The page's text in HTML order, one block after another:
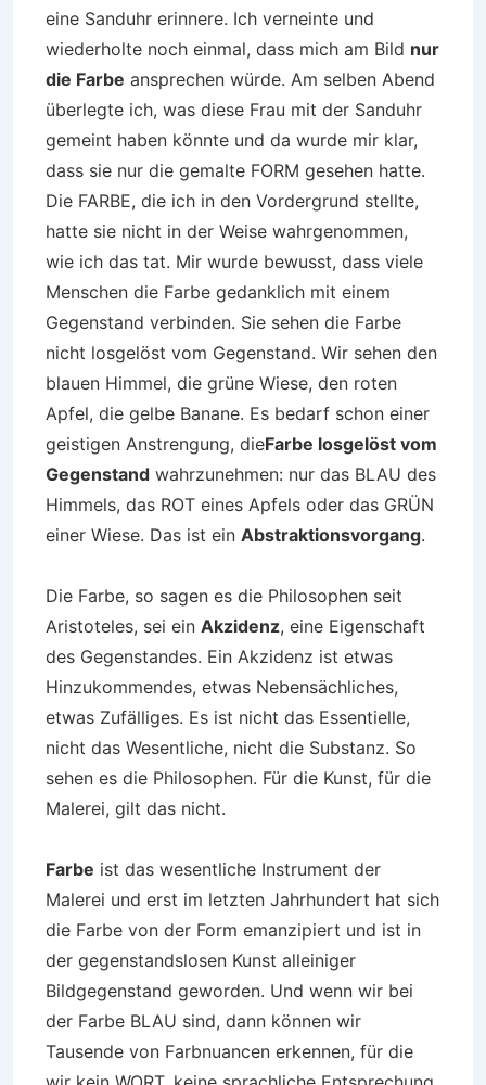
eine Sanduhr erinnere. Ich verneinte und
wiederholte noch einmal, dass mich am Bild nur
die Farbe ansprechen würde. Am selben Abend
überlegte ich, was diese Frau mit der Sanduhr
gemeint haben könnte und da wurde mir klar,
dass sie nur die gemalte FORM gesehen hatte.
Die FARBE, die ich in den Vordergrund stellte,
hatte sie nicht in der Weise wahrgenommen,
wie ich das tat. Mir wurde bewusst, dass viele
Menschen die Farbe gedanklich mit einem
Gegenstand verbinden. Sie sehen die Farbe
nicht losgelöst vom Gegenstand. Wir sehen den
blauen Himmel, die grüne Wiese, den roten
Apfel, die gelbe Banane. Es bedarf schon einer
geistigen Anstrengung, dieFarbe losgelöst vom
Gegenstand wahrzunehmen: nur das BLAU des
Himmels, das ROT eines Apfels oder das GRÜN
einer Wiese. Das ist ein Abstraktionsvorgang.
Die Farbe, so sagen es die Philosophen seit
Aristoteles, sei ein Akzidenz, eine Eigenschaft
des Gegenstandes. Ein Akzidenz ist etwas
Hinzukommendes, etwas Nebensächliches,
etwas Zufälliges. Es ist nicht das Essentielle,
nicht das Wesentliche, nicht die Substanz. So
sehen es die Philosophen. Für die Kunst, für die
Malerei, gilt das nicht.
Farbe ist das wesentliche Instrument der
Malerei und erst im letzten Jahrhundert hat sich
die Farbe von der Form emanzipiert und ist in
der gegenstandslosen Kunst alleiniger
Bildgegenstand geworden. Und wenn wir bei
der Farbe BLAU sind, dann können wir
Tausende von Farbnuancen erkennen, für die